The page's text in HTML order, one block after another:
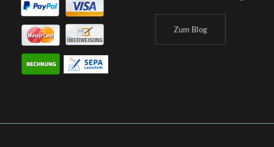
Zum Blog